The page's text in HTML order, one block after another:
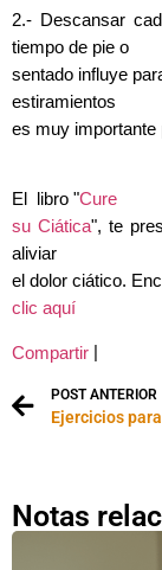
2.- Descansar
tiempo de pie o
sentado influye
estiramientos
es muy importante
El libro "Cure
su Ciática", te
aliviar
el dolor ciático.
clic aquí
Compartir |
POST ANTERIOR
Notas